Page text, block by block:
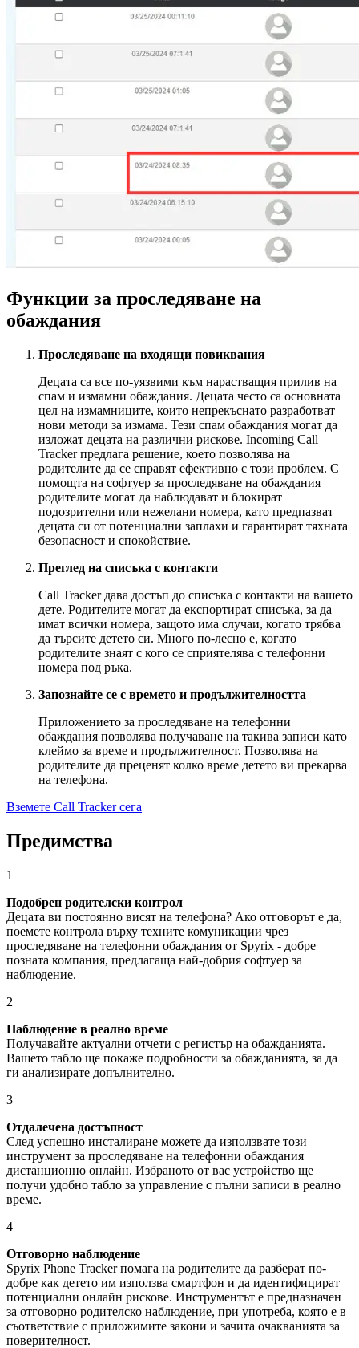
Функции за проследяване на
обаждания
Проследяване на входящи повиквания
Децата са все по-уязвими към нарастващия прилив на
спам и измамни обаждания. Децата често са основната
цел на измамниците, които непрекъснато разработват
нови методи за измама. Тези спам обаждания могат да
изложат децата на различни рискове. Incoming Call
Tracker предлага решение, което позволява на
родителите да се справят ефективно с този проблем. С
помощта на софтуер за проследяване на обаждания
родителите могат да наблюдават и блокират
подозрителни или нежелани номера, като предпазват
децата си от потенциални заплахи и гарантират тяхната
безопасност и спокойствие.
Преглед на списъка с контакти
Call Tracker дава достъп до списъка с контакти на вашето
дете. Родителите могат да експортират списъка, за да
имат всички номера, защото има случаи, когато трябва
да търсите детето си. Много по-лесно е, когато
родителите знаят с кого се сприятелява с телефонни
номера под ръка.
Запознайте се с времето и продължителността
Приложението за проследяване на телефонни
обаждания позволява получаване на такива записи като
клеймо за време и продължителност. Позволява на
родителите да преценят колко време детето ви прекарва
на телефона.
Вземете Call Tracker сега
Предимства
1
Подобрен родителски контрол
Децата ви постоянно висят на телефона? Ако отговорът е да,
поемете контрола върху техните комуникации чрез
проследяване на телефонни обаждания от Spyrix - добре
позната компания, предлагаща най-добрия софтуер за
наблюдение.
2
Наблюдение в реално време
Получавайте актуални отчети с регистър на обажданията.
Вашето табло ще покаже подробности за обажданията, за да
ги анализирате допълнително.
3
Отдалечена достъпност
След успешно инсталиране можете да използвате този
инструмент за проследяване на телефонни обаждания
дистанционно онлайн. Избраното от вас устройство ще
получи удобно табло за управление с пълни записи в реално
време.
4
Отговорно наблюдение
Spyrix Phone Tracker помага на родителите да разберат по-
добре как детето им използва смартфон и да идентифицират
потенциални онлайн рискове. Инструментът е предназначен
за отговорно родителско наблюдение, при употреба, която е в
съответствие с приложимите закони и зачита очакванията за
поверителност.